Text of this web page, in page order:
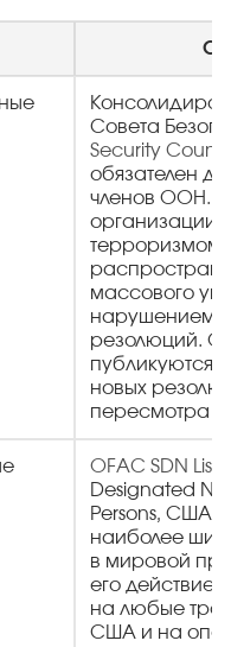
Совета
Security
обязателен
членов ООН.
организации,
терроризмом,
массового
нарушением
резолюций.
публикуются
новых
пересмотра
OFAC SDN List
Designated
Persons, США)
наиболее
в мировой
его действие
на любые
США и на